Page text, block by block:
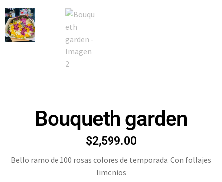
Bouqueth garden
$2,599.00
Bello ramo de 100 rosas colores de temporada. Con follajes
limonios